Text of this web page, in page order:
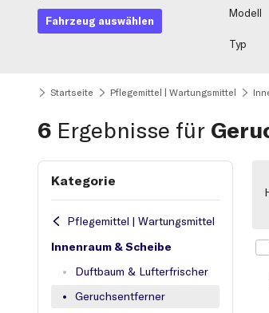
Fahrzeug auswählen
Modell
Typ
Startseite Pflegemittel | Wartungsmittel
6 Ergebnisse für
Kategorie
Pflegemittel | Wartungsmittel
Innenraum & Scheibe
Duftbaum & Lufterfrischer
Geruchsentferner